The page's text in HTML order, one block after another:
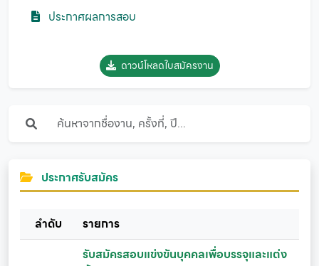
ประกาศผลการสอบ
ดาวน์โหลดใบสมัครงาน
ประกาศรับสมัคร
ลำดับ รายการ
รับสมัครสอบแข่งขันบุคคลเพื่อบรรจุและแต่ง